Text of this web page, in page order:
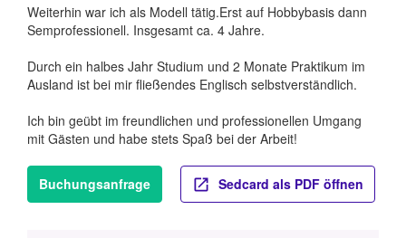
Weiterhin war ich als Modell tätig.Erst auf Hobbybasis dann
Semprofessionell. Insgesamt ca. 4 Jahre.
Durch ein halbes Jahr Studium und 2 Monate Praktikum im
Ausland ist bei mir fließendes Englisch selbstverständlich.
Ich bin geübt im freundlichen und professionellen Umgang
mit Gästen und habe stets Spaß bei der Arbeit!
Buchungsanfrage Sedcard als PDF öffnen